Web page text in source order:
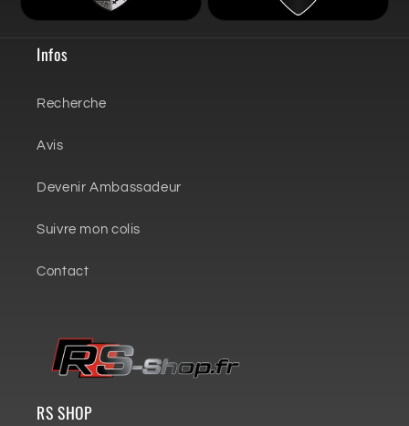
Infos
Recherche
Avis
Devenir Ambassadeur
Suivre mon colis
Contact
RS SHOP